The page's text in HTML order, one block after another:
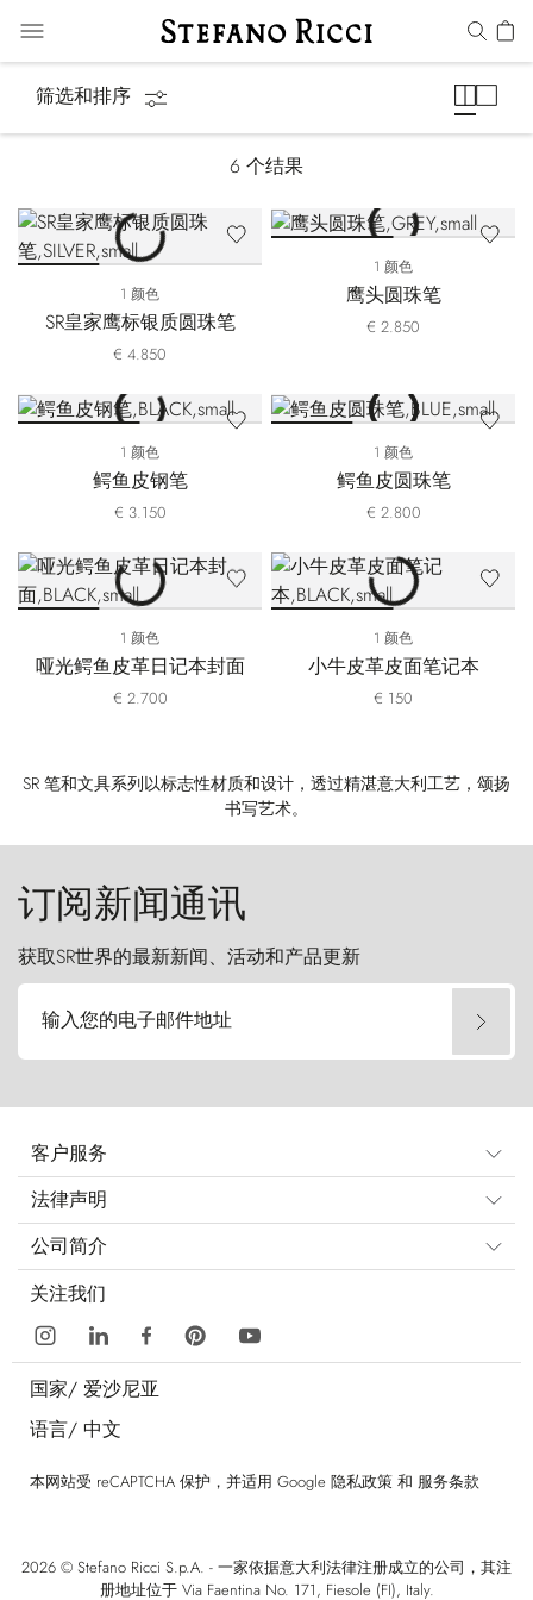
筛选和排序
6 个结果
1 颜色
SR皇家鹰标银质圆珠笔
€ 4.850
1 颜色
鹰头圆珠笔
€ 2.850
1 颜色
鳄鱼皮钢笔
€ 3.150
1 颜色
鳄鱼皮圆珠笔
€ 2.800
1 颜色
哑光鳄鱼皮革日记本封面
€ 2.700
1 颜色
小牛皮革皮面笔记本
€ 150
SR 笔和文具系列以标志性材质和设计，透过精湛意大利工艺，颂扬
书写艺术。
订阅新闻通讯
获取SR世界的最新新闻、活动和产品更新
输入您的电子邮件地址
客户服务
法律声明
公司简介
关注我们
国家/ 爱沙尼亚
语言/ 中文
本网站受 reCAPTCHA 保护，并适用 Google 隐私政策 和 服务条款
2026 © Stefano Ricci S.p.A. - 一家依据意大利法律注册成立的公司，其注
册地址位于 Via Faentina No. 171, Fiesole (FI), Italy.